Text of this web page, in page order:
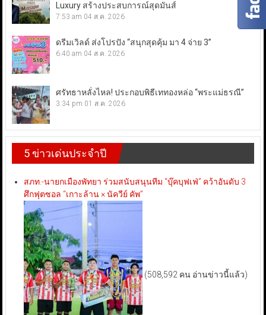
Luxury สร้างประสบการณ์สุดมันส์
7:53 am 04 ส.ค. 2026
ดรีมเวิลด์ ส่งโปรปัง “สนุกสุดคุ้ม มา 4 จ่าย 3”
6:40 am 04 ส.ค. 2026
ศรัทธาหลั่งไหล! ประกอบพิธีเททองหล่อ “พระแม่ธรณี”
3:34 pm 01 ส.ค. 2026
5 ข่าวเด่นประจำปี
สภท.-นายกเมืองพัทยา ร่วมสนับสนุนทีม “บุ๊คบุฟเฟ่” คว้าอันดับ 3
ศึกฟุตซอล “เกาะล้าน × นัควีย์ คัพ”
(508,592 คน อ่านข่าวนี้แล้ว)